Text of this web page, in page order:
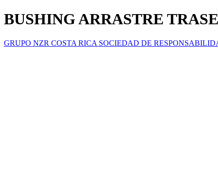
BUSHING ARRASTRE
GRUPO NZR COSTA RICA SOCIEDAD DE